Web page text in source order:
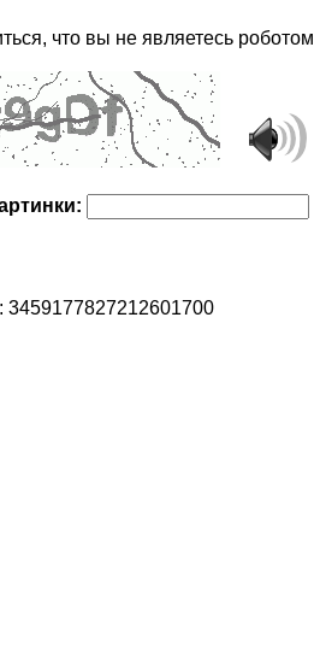
что вы не являетесь роботом
3459177827212601700